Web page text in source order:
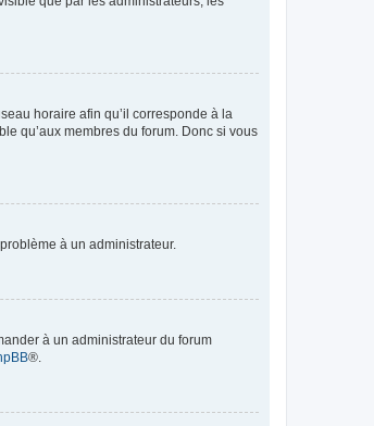
horaire afin qu’il corresponde à la
qu’aux membres du forum. Donc si vous
à un administrateur.
à un administrateur du forum
®.